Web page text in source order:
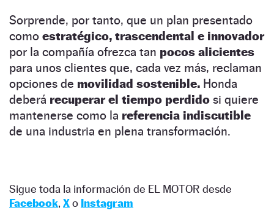
Sorprende, por tanto, que un plan presentado
como estratégico, trascendental e innovador
por la compañía ofrezca tan pocos alicientes
para unos clientes que, cada vez más, reclaman
opciones de movilidad sostenible. Honda
deberá recuperar el tiempo perdido si quiere
mantenerse como la referencia indiscutible
de una industria en plena transformación.
Sigue toda la información de EL MOTOR desde
Facebook, Xo Instagram